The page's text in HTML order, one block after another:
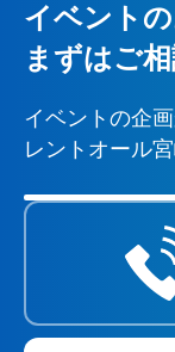
イベント
まずはご
イベントの企
レントオール